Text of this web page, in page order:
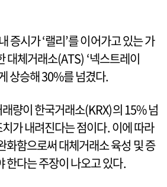
증시가 ‘랠리’를 이어가고 있는 가
대체거래소(ATS) ‘넥스트레이
상승해 30%를 넘겼다.
량이 한국거래소(KRX)의 15% 넘
치가 내려진다는 점이다. 이에 따라
화함으로써 대체거래소 육성 및 증
한다는 주장이 나오고 있다.